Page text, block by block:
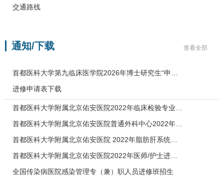
交通路线
查看全部
通知/下载
首都医科大学第九临床医学院2026年博士研究生“申…
进修申请表下载
首都医科大学附属北京佑安医院2022年临床检验专业…
首都医科大学附属北京佑安医院普通外科中心2022年…
首都医科大学附属北京佑安医院 2022年脂肪肝系统…
首都医科大学附属北京佑安医院2022年医师/护士进…
全国传染病医院感染管理专（兼）职人员进修班招生